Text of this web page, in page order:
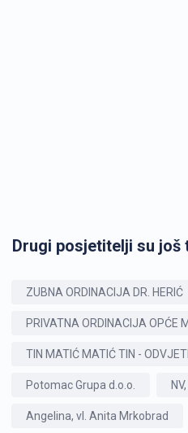
Drugi posjetitelji su još
ZUBNA ORDINACIJA DR. HERIĆ
PRIVATNA ORDINACIJA OPĆE
TIN MATIĆ MATIĆ TIN -
Potomac Grupa d.o.o.
Angelina, vl. Anita Mrkobrad